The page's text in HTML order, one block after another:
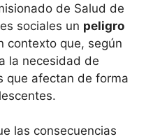
de Salud de
sociales un peligro
contexto que, según
la necesidad de
que afectan de forma
las consecuencias